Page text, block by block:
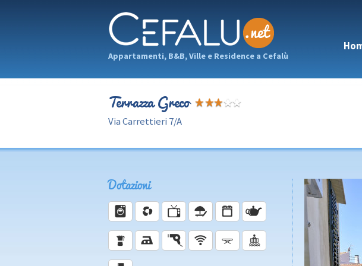
Appartamenti, B&B, Ville e Residence a Cefalù
Terrazza Greco
Via Carrettieri 7/A
Dotazioni